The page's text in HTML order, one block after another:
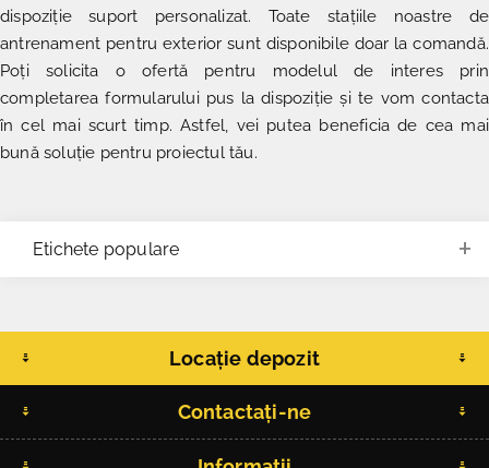
dispoziție suport personalizat. Toate stațiile noastre de
antrenament pentru exterior sunt disponibile doar la comandă.
Poți solicita o ofertă pentru modelul de interes prin
completarea formularului pus la dispoziție și te vom contacta
în cel mai scurt timp. Astfel, vei putea beneficia de cea mai
bună soluție pentru proiectul tău.
Etichete populare
Locație depozit
Contactați-ne